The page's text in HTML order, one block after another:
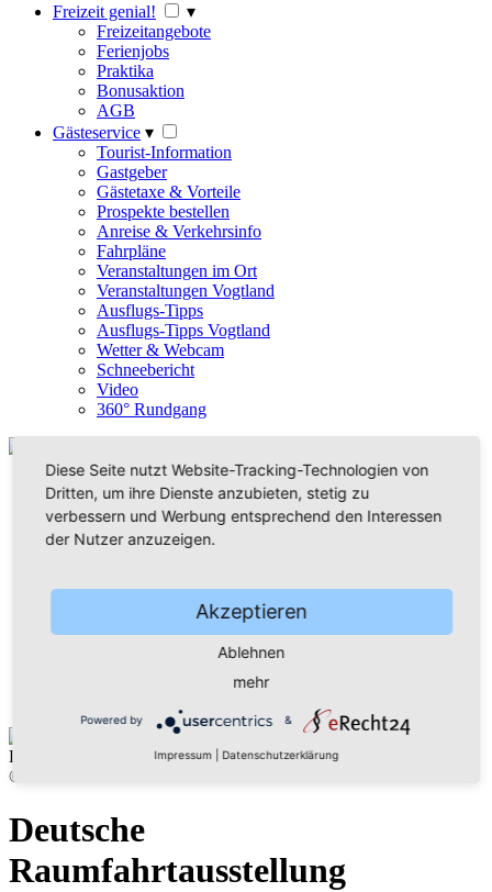
Freizeit genial!
▾
Freizeitangebote
Ferienjobs
Praktika
Bonusaktion
AGB
Gästeservice ▾
Tourist-Information
Gastgeber
Gästetaxe & Vorteile
Prospekte bestellen
Anreise & Verkehrsinfo
Fahrpläne
Veranstaltungen im Ort
Veranstaltungen Vogtland
Ausflugs-Tipps
Ausflugs-Tipps Vogtland
Wetter & Webcam
Schneebericht
Video
360° Rundgang
Wanderparadies
Wintersportzentrum
Musikstadt
Bürger & Rathaus
Deutsche Raumfahrtausstellung
© Thomas Lenk
Deutsche
Raumfahrtausstellung
Diese Seite nutzt Website-Tracking-Technologien von
Dritten, um ihre Dienste anzubieten, stetig zu
verbessern und Werbung entsprechend den Interessen
der Nutzer anzuzeigen.
Akzeptieren
Ablehnen
mehr
Powered by &
Impressum Datenschutzerklärung